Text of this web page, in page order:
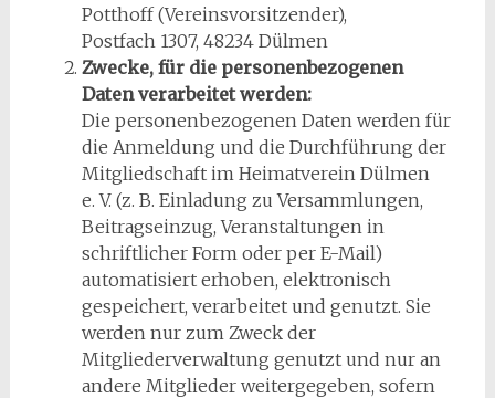
Potthoff (Vereinsvorsitzender),
Postfach 1307, 48234 Dülmen
Zwecke, für die personenbezogenen
Daten verarbeitet werden:
Die personenbezogenen Daten werden für
die Anmeldung und die Durchführung der
Mitgliedschaft im Heimatverein Dülmen
e. V. (z. B. Einladung zu Versammlungen,
Beitragseinzug, Veranstaltungen in
schriftlicher Form oder per E-Mail)
automatisiert erhoben, elektronisch
gespeichert, verarbeitet und genutzt. Sie
werden nur zum Zweck der
Mitgliederverwaltung genutzt und nur an
andere Mitglieder weitergegeben, sofern